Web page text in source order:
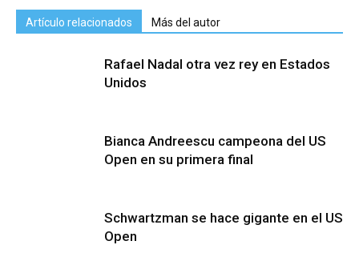
Artículo relacionados Más del autor
Rafael Nadal otra vez rey en Estados
Unidos
Bianca Andreescu campeona del US
Open en su primera final
Schwartzman se hace gigante en el US
Open